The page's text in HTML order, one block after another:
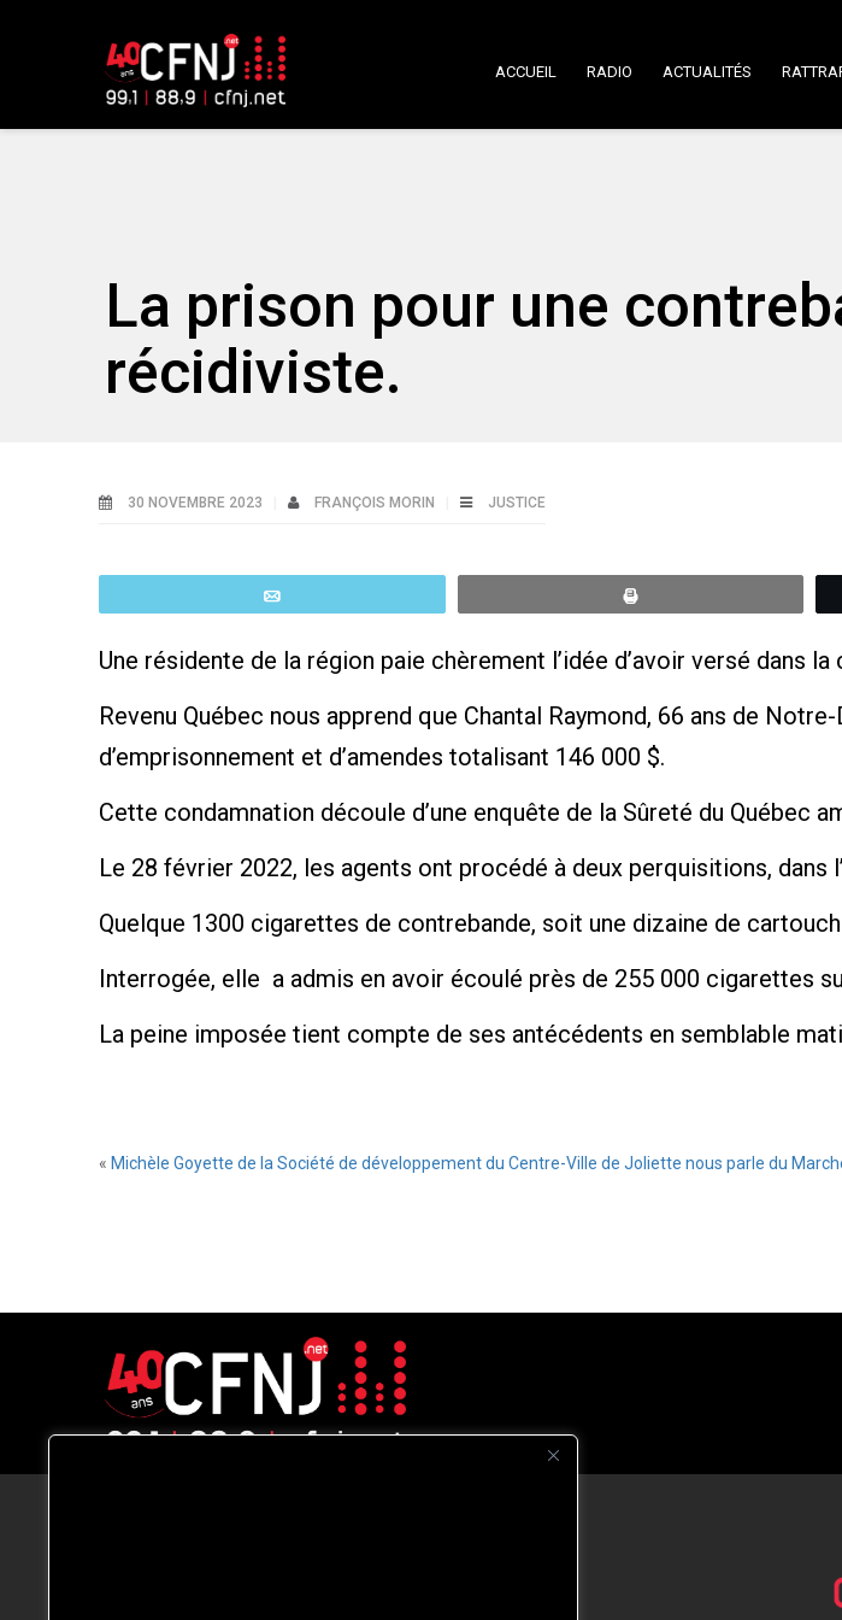
ACCUEIL RADIO ACTUALITÉS
La prison pour une
récidiviste.
30 NOVEMBRE 2023 FRANÇOIS MORIN JUSTICE
Une résidente de la région paie chèrement l’idée d’avoir versé dans
Revenu Québec nous apprend que Chantal Raymond, 66 ans de
d’emprisonnement et d’amendes totalisant 146 000 $.
Cette condamnation découle d’une enquête de la Sûreté du Québec
Le 28 février 2022, les agents ont procédé à deux perquisitions, dans
Quelque 1300 cigarettes de contrebande, soit une dizaine de
Interrogée, elle a admis en avoir écoulé près de 255 000 cigarettes
La peine imposée tient compte de ses antécédents en semblable
« Michèle Goyette de la Société de développement du Centre-Ville de Joliette nous parle du